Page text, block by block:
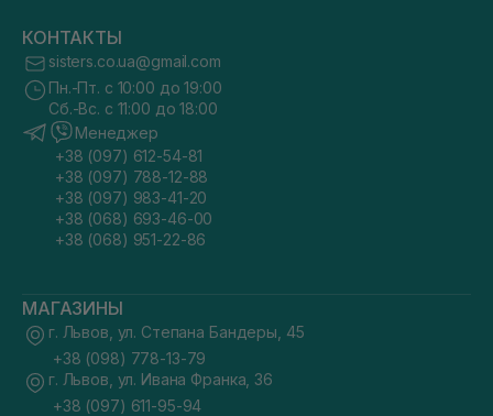
КОНТАКТЫ
sisters.co.ua@gmail.com
Пн.-Пт. с 10:00 до 19:00
Сб.-Вс. с 11:00 до 18:00
Менеджер
+38 (097) 612-54-81
+38 (097) 788-12-88
+38 (097) 983-41-20
+38 (068) 693-46-00
+38 (068) 951-22-86
МАГАЗИНЫ
г. Львов, ул. Степана Бандеры, 45
+38 (098) 778-13-79
г. Львов, ул. Ивана Франка, 36
+38 (097) 611-95-94